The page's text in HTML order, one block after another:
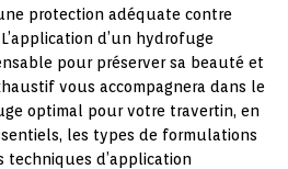
protection adéquate contre
d’un hydrofuge
pour préserver sa beauté et
vous accompagnera dans le
optimal pour votre travertin, en
les types de formulations
techniques d’application